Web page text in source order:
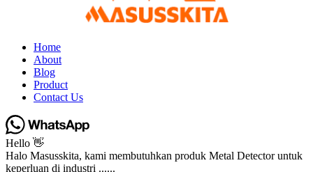
Home
About
Blog
Product
Contact Us
Hello 👋
Halo Masusskita, kami membutuhkan produk Metal Detector untuk
keperluan di industri ......